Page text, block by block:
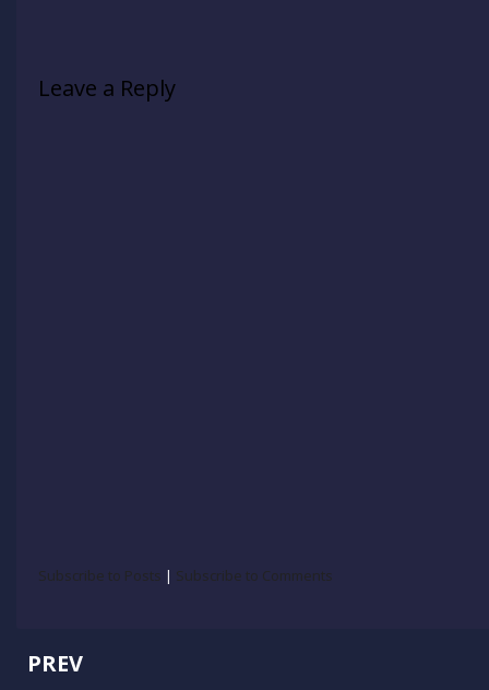
Leave a Reply
Subscribe to Posts | Subscribe to Comments
PREV